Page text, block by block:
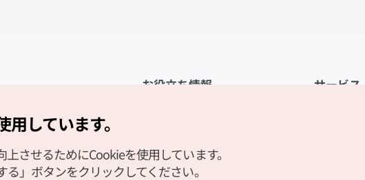
お役立ち情報
観光資料ダウンロード
サービス
しています。
させるためにCookieを使用しています。
」ボタンをクリックしてください。